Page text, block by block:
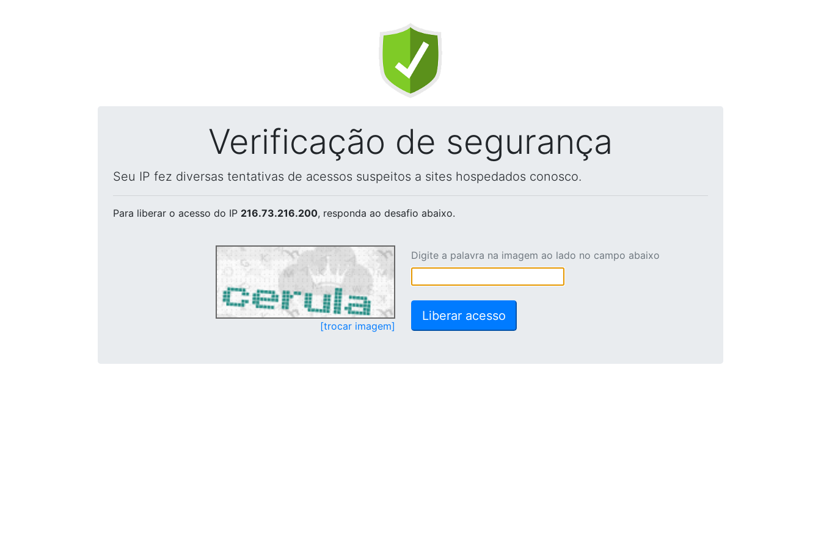
Verificação de segurança
Seu IP fez diversas tentativas de acessos suspeitos a sites hospedados conosco.
Para liberar o acesso do IP 216.73.216.200, responda ao desafio abaixo.
[trocar imagem]
Digite a palavra na imagem ao lado no campo abaixo